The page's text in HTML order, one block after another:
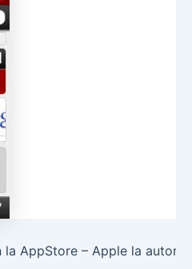
la AppStore – Apple la